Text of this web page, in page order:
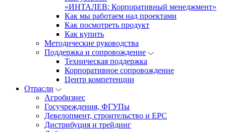
«ИНТАЛЕВ: Корпоративный менеджмент»
Как мы работаем над проектами
Как посмотреть продукт
Как купить
Методические руководства
Поддержка и сопровождение
Техническая поддержка
Корпоративное сопровождение
Центр компетенции
Отрасли
Агробизнес
Госучреждения, ФГУПы
Девелопмент, строительство и EPC
Дистрибуция и трейдинг